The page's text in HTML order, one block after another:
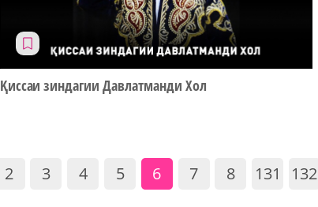
Қиссаи зиндагии Давлатманди Хол
2 3 4 5 6 7 8 131 132